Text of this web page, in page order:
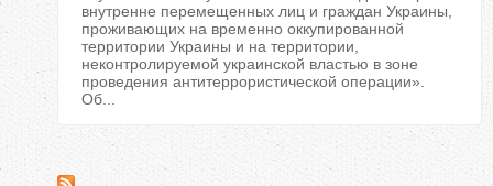
внутренне перемещенных лиц и граждан Украины,
проживающих на временно оккупированной
территории Украины и на территории,
неконтролируемой украинской властью в зоне
проведения антитеррористической операции».
Об...